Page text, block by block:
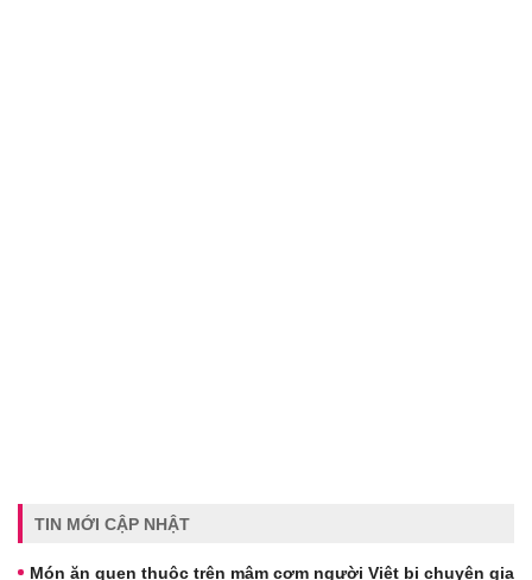
TIN MỚI CẬP NHẬT
Món ăn quen thuộc trên mâm cơm người Việt bị chuyên gia